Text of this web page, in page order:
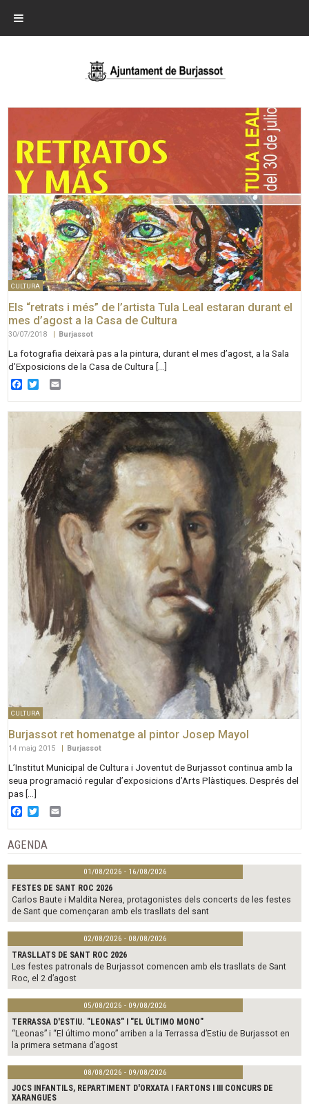
CULTURA
Els “retrats i més” de l’artista Tula Leal estaran durant el
mes d’agost a la Casa de Cultura
30/07/2018 Burjassot
La fotografia deixarà pas a la pintura, durant el mes d’agost, a la Sala
d’Exposicions de la Casa de Cultura […]
Facebook
Twitter
CULTURA
Burjassot ret homenatge al pintor Josep Mayol
14 maig 2015 Burjassot
L’Institut Municipal de Cultura i Joventut de Burjassot continua amb la
seua programació regular d’exposicions d’Arts Plàstiques. Després del
pas […]
Facebook
Twitter
AGENDA
01/08/2026 - 16/08/2026
FESTES DE SANT ROC 2026
Carlos Baute i Maldita Nerea, protagonistes dels concerts de les festes
de Sant que començaran amb els trasllats del sant
02/08/2026 - 08/08/2026
TRASLLATS DE SANT ROC 2026
Les festes patronals de Burjassot comencen amb els trasllats de Sant
Roc, el 2 d’agost
05/08/2026 - 09/08/2026
TERRASSA D'ESTIU. "LEONAS" I "EL ÚLTIMO MONO"
“Leonas” i “El último mono” arriben a la Terrassa d’Estiu de Burjassot en
la primera setmana d’agost
08/08/2026 - 09/08/2026
JOCS INFANTILS, REPARTIMENT D'ORXATA I FARTONS I III CONCURS DE
XARANGUES